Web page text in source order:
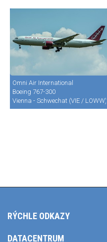
Omni Air International
Boeing 767-300
Vienna - Schwechat (VIE / LOWW)
RÝCHLE ODKAZY
DATACENTRUM